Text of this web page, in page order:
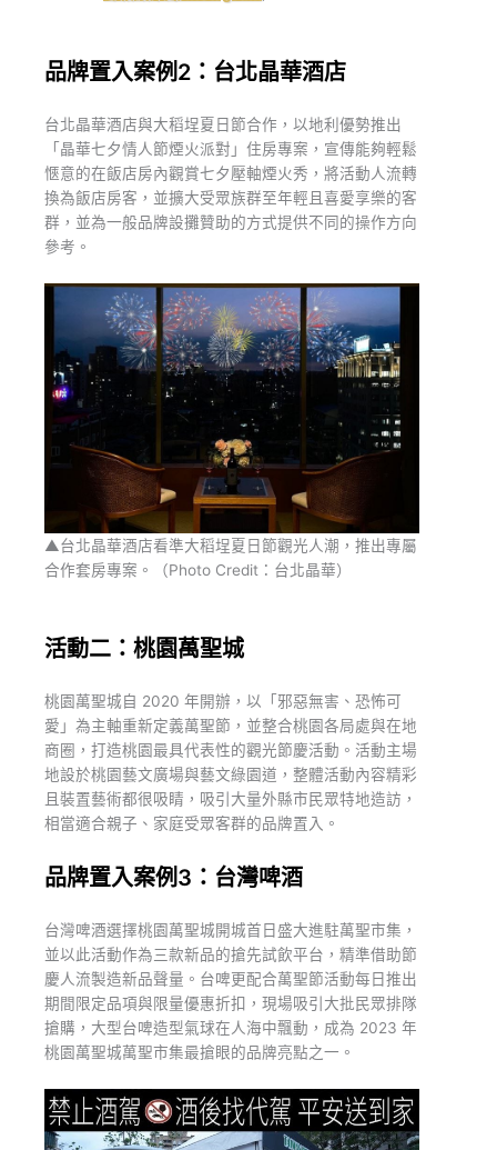
品牌置入案例2：台北晶華酒店
台北晶華酒店與大稻埕夏日節合作，以地利優勢推出
「晶華七夕情人節煙火派對」住房專案，宣傳能夠輕鬆
愜意的在飯店房內觀賞七夕壓軸煙火秀，將活動人流轉
換為飯店房客，並擴大受眾族群至年輕且喜愛享樂的客
群，並為一般品牌設攤贊助的方式提供不同的操作方向
參考。
▲台北晶華酒店看準大稻埕夏日節觀光人潮，推出專屬
合作套房專案。（Photo Credit：台北晶華）
活動二：桃園萬聖城
桃園萬聖城自 2020 年開辦，以「邪惡無害、恐怖可
愛」為主軸重新定義萬聖節，並整合桃園各局處與在地
商圈，打造桃園最具代表性的觀光節慶活動。活動主場
地設於桃園藝文廣場與藝文綠園道，整體活動內容精彩
且裝置藝術都很吸睛，吸引大量外縣市民眾特地造訪，
相當適合親子、家庭受眾客群的品牌置入。
品牌置入案例3：台灣啤酒
台灣啤酒選擇桃園萬聖城開城首日盛大進駐萬聖市集，
並以此活動作為三款新品的搶先試飲平台，精準借助節
慶人流製造新品聲量。台啤更配合萬聖節活動每日推出
期間限定品項與限量優惠折扣，現場吸引大批民眾排隊
搶購，大型台啤造型氣球在人海中飄動，成為 2023 年
桃園萬聖城萬聖市集最搶眼的品牌亮點之一。